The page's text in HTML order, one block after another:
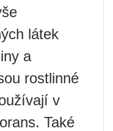
látek
a
rostlinné
v
Také